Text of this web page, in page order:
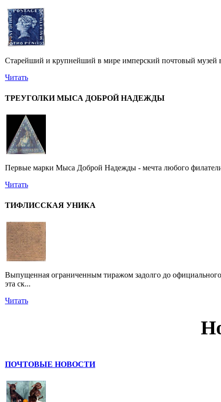
Старейший и крупнейший в мире имперский почтовый музей
Читать
ТРЕУГОЛКИ МЫСА ДОБРОЙ НАДЕЖДЫ
Первые марки Мыса Доброй Надежды - мечта любого
Читать
ТИФЛИССКАЯ УНИКА
Выпущенная ограниченным тиражом задолго до
эта ск...
Читать
ПОЧТОВЫЕ НОВОСТИ